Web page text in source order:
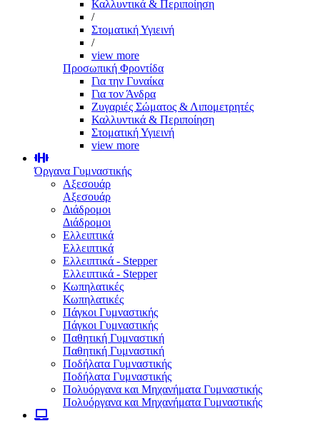
Καλλυντικά & Περιποίηση
/
Στοματική Υγιεινή
/
view more
Προσωπική Φροντίδα
Για την Γυναίκα
Για τον Άνδρα
Ζυγαριές Σώματος & Λιπομετρητές
Καλλυντικά & Περιποίηση
Στοματική Υγιεινή
view more
Όργανα Γυμναστικής
Αξεσουάρ
Αξεσουάρ
Διάδρομοι
Διάδρομοι
Ελλειπτικά
Ελλειπτικά
Ελλειπτικά - Stepper
Ελλειπτικά - Stepper
Κωπηλατικές
Κωπηλατικές
Πάγκοι Γυμναστικής
Πάγκοι Γυμναστικής
Παθητική Γυμναστική
Παθητική Γυμναστική
Ποδήλατα Γυμναστικής
Ποδήλατα Γυμναστικής
Πολυόργανα και Μηχανήματα Γυμναστικής
Πολυόργανα και Μηχανήματα Γυμναστικής